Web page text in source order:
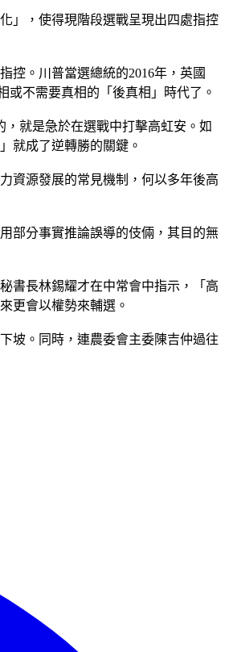
」，使得現階段選戰呈現出四處指控
控。川普當選總統的2016年，英國
或不需要真相的「後真相」時代了。
就是急於在選戰中打擊高虹安。如
就成了逆轉勝的關鍵。
資源發展的常見機制，何以多年後高
部分事實推論誤導的伎倆，其目的無
書長林錫耀才在中常會中指示，「高
更會以權勢來輔選。
坡。同時，連農委會主委陳吉仲過往